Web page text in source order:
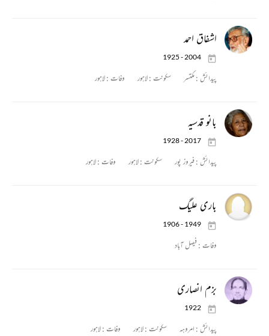
اشفاق احمد
1925 - 2004
پیدائش :مکتسر سکونت :لاہور وفات :لاہور
بانو قدسیہ
1928 - 2017
پیدائش :فیروز پور سکونت :لاہور وفات :لاہور
باری علیگ
1906 - 1949
وفات :فیصل آباد
بزم انصاری
1922
پیدائش : امروہہ سکونت :لاہور وفات :لاہور